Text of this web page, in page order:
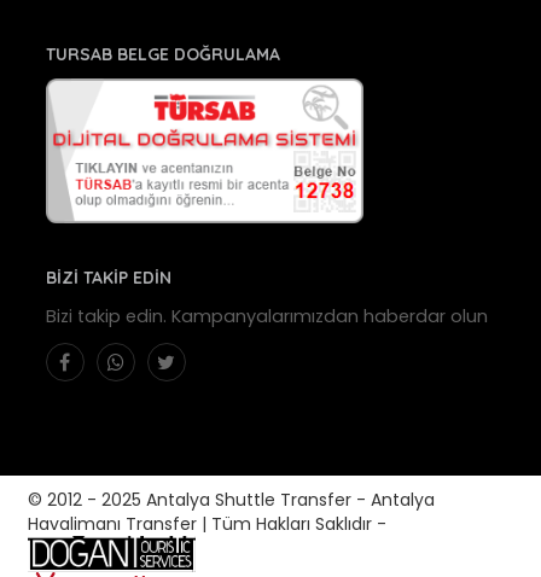
TURSAB BELGE DOĞRULAMA
BİZİ TAKİP EDİN
Bizi takip edin. Kampanyalarımızdan haberdar olun
© 2012 - 2025 Antalya Shuttle Transfer - Antalya
Havalimanı Transfer | Tüm Hakları Saklıdır -